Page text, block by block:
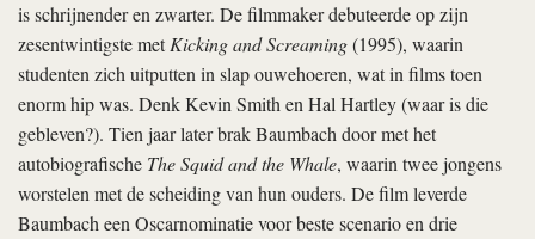
is schrijnender en zwarter. De filmmaker debuteerde op zijn
zesentwintigste metKicking and Screaming(1995), waarin
studenten zich uitputten in slap ouwehoeren, wat in films toen
enorm hip was. Denk Kevin Smith en Hal Hartley (waar is die
gebleven?). Tien jaar later brak Baumbach door met het
autobiografische The Squid and the Whale, waarin twee jongens
worstelen met de scheiding van hun ouders. De film leverde
Baumbach een Oscarnominatie voor beste scenario en drie